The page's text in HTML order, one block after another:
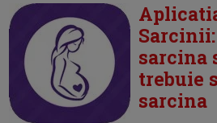
sarcina
trebuie
sarcina